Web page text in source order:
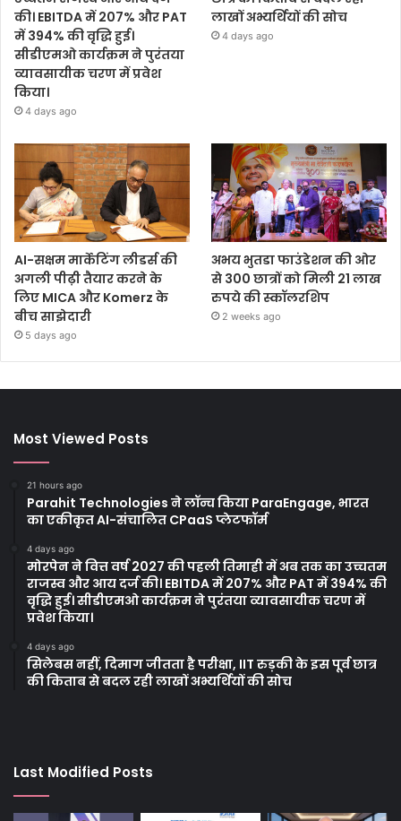
की। EBITDA में 207% और PAT
में 394% की वृद्धि हुई।
सीडीएमओ कार्यक्रम ने पुरंतया
व्यावसायीक चरण में प्रवेश
किया।
4 days ago
लाखों अभ्यर्थियों की सोच
4 days ago
AI-सक्षम मार्केटिंग लीडर्स की
अगली पीढ़ी तैयार करने के
लिए MICA और Komerz के
बीच साझेदारी
5 days ago
अभय भुतडा फाउंडेशन की ओर
से 300 छात्रों को मिली 21 लाख
रुपये की स्कॉलरशिप
2 weeks ago
Most Viewed Posts
21 hours ago
Parahit Technologies ने लॉन्च किया ParaEngage, भारत
का एकीकृत AI-संचालित CPaaS प्लेटफॉर्म
4 days ago
मोरपेन ने वित्त वर्ष 2027 की पहली तिमाही में अब तक का उच्चतम
राजस्व और आय दर्ज की। EBITDA में 207% और PAT में 394% की
वृद्धि हुई। सीडीएमओ कार्यक्रम ने पुरंतया व्यावसायीक चरण में
प्रवेश किया।
4 days ago
सिलेबस नहीं, दिमाग जीतता है परीक्षा, IIT रुड़की के इस पूर्व छात्र
की किताब से बदल रही लाखों अभ्यर्थियों की सोच
Last Modified Posts